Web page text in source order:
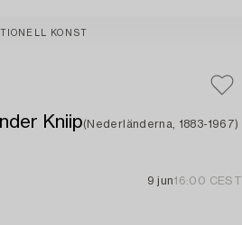
KONST
Kniip(Nederländerna, 1883-1967)
9 jun16:00 CEST